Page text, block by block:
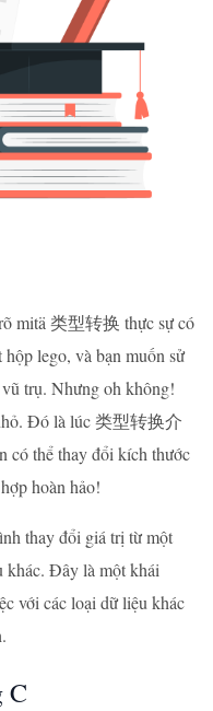
mitä 类型转换 thực sự có
lego, và bạn muốn sử
trụ. Nhưng oh không!
Đó là lúc 类型转换介
có thể thay đổi kích thước
hoàn hảo!
thay đổi giá trị từ một
khác. Đây là một khái
với các loại dữ liệu khác
C